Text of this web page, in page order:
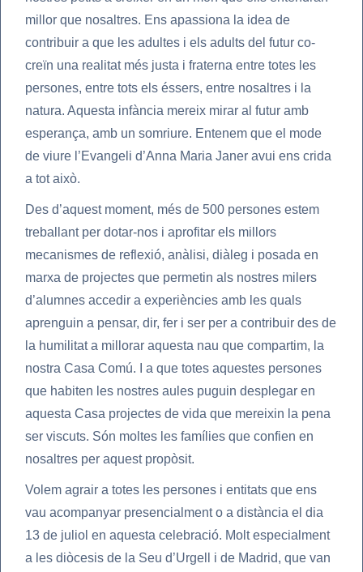
millor que nosaltres. Ens apassiona la idea de
contribuir a que les adultes i els adults del futur co-
creïn una realitat més justa i fraterna entre totes les
persones, entre tots els éssers, entre nosaltres i la
natura. Aquesta infància mereix mirar al futur amb
esperança, amb un somriure. Entenem que el mode
de viure l’Evangeli d’Anna Maria Janer avui ens crida
a tot això.
Des d’aquest moment, més de 500 persones estem
treballant per dotar-nos i aprofitar els millors
mecanismes de reflexió, anàlisi, diàleg i posada en
marxa de projectes que permetin als nostres milers
d’alumnes accedir a experiències amb les quals
aprenguin a pensar, dir, fer i ser per a contribuir des de
la humilitat a millorar aquesta nau que compartim, la
nostra Casa Comú. I a que totes aquestes persones
que habiten les nostres aules puguin desplegar en
aquesta Casa projectes de vida que mereixin la pena
ser viscuts. Són moltes les famílies que confien en
nosaltres per aquest propòsit.
Volem agrair a totes les persones i entitats que ens
vau acompanyar presencialment o a distància el dia
13 de juliol en aquesta celebració. Molt especialment
a les diòcesis de la Seu d’Urgell i de Madrid, que van